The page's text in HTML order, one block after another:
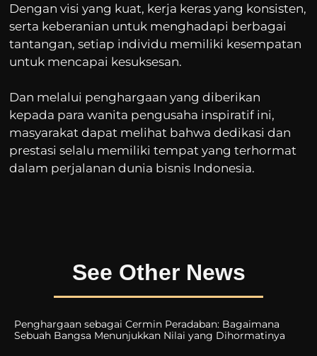
Dengan visi yang kuat, kerja keras yang konsisten,
serta keberanian untuk menghadapi berbagai
tantangan, setiap individu memiliki kesempatan
untuk mencapai kesuksesan.
Dan melalui penghargaan yang diberikan
kepada para wanita pengusaha inspiratif ini,
masyarakat dapat melihat bahwa dedikasi dan
prestasi selalu memiliki tempat yang terhormat
dalam perjalanan dunia bisnis Indonesia.
See Other News
Penghargaan sebagai Cermin Peradaban: Bagaimana
Sebuah Bangsa Menunjukkan Nilai yang Dihormatinya